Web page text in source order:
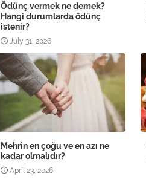
Ödünç vermek ne demek?
Hangi durumlarda ödünç
istenir?
July 31, 2026
Mehrin en çoğu ve en azı ne
kadar olmalıdır?
April 23, 2026